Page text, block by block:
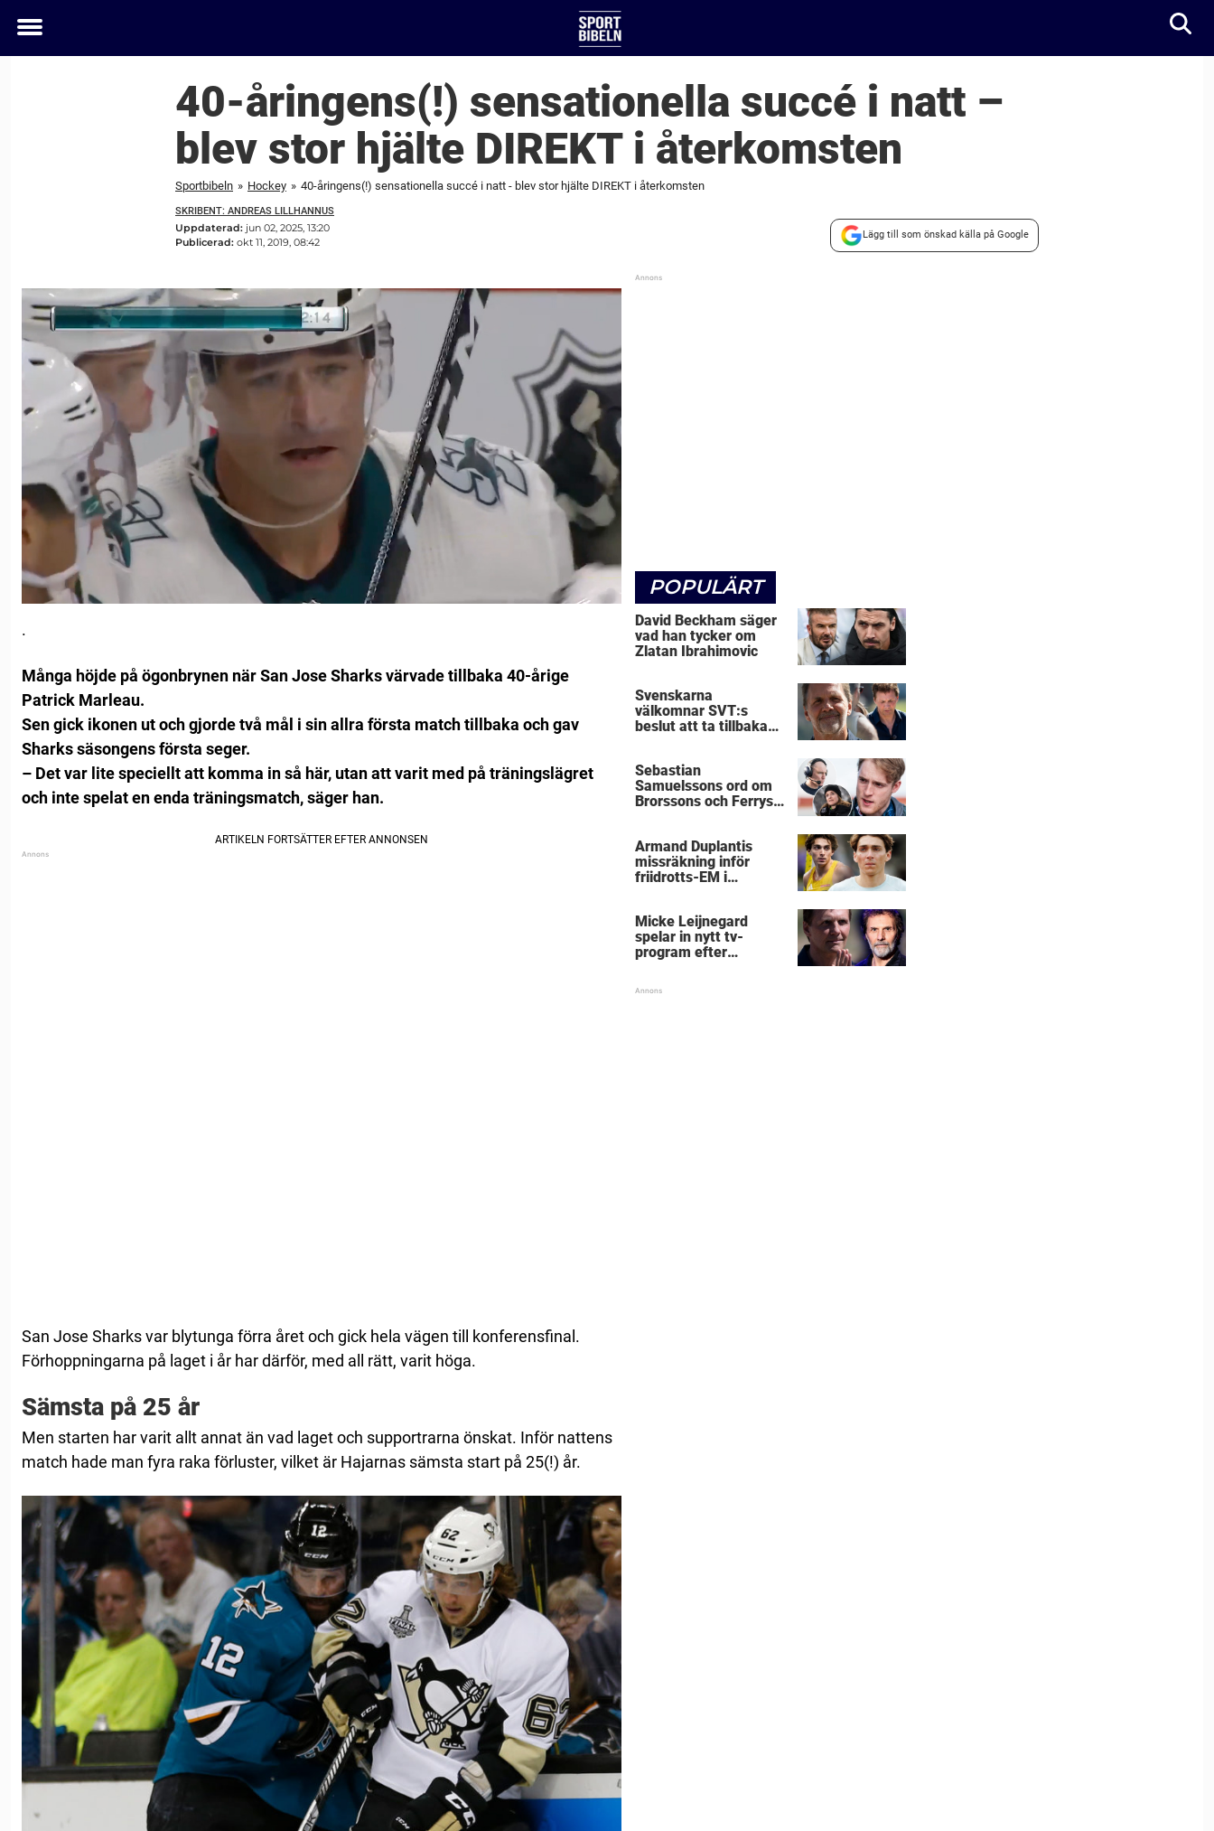
Toggle
40-åringens(!) sensationella succé i natt –
blev stor hjälte DIREKT i återkomsten
Sportbibeln » Hockey » 40-åringens(!) sensationella succé i natt - blev stor hjälte DIREKT i återkomsten
SKRIBENT: ANDREAS LILLHANNUS
Uppdaterad: jun 02, 2025, 13:20
Publicerad: okt 11, 2019, 08:42
Lägg till som önskad källa på Google
.
Många höjde på ögonbrynen när San Jose Sharks värvade tillbaka 40-årige
Patrick Marleau.
Sen gick ikonen ut och gjorde två mål i sin allra första match tillbaka och gav
Sharks säsongens första seger.
– Det var lite speciellt att komma in så här, utan att varit med på träningslägret
och inte spelat en enda träningsmatch, säger han.
San Jose Sharks var blytunga förra året och gick hela vägen till konferensfinal.
Förhoppningarna på laget i år har därför, med all rätt, varit höga.
Sämsta på 25 år
Men starten har varit allt annat än vad laget och supportrarna önskat. Inför nattens
match hade man fyra raka förluster, vilket är Hajarnas sämsta start på 25(!) år.
POPULÄRT
David Beckham säger
vad han tycker om
Zlatan Ibrahimovic
Svenskarna
välkomnar SVT:s
beslut att ta tillbaka
Sebastian
Samuelssons ord om
Brorssons och Ferrys
Armand Duplantis
missräkning inför
friidrotts-EM i
Micke Leijnegard
spelar in nytt tv-
program efter